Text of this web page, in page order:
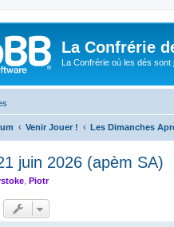
La Confrérie
La Confrérie où les dés sont
Venir Jouer ! Les Dimanches
juin 2026 (apèm SA)
Piotr